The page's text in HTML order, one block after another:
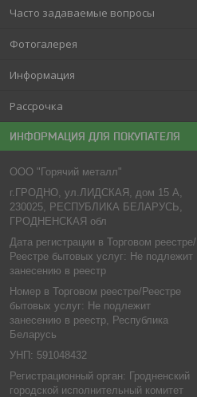
Часто задаваемые вопросы
Фотогалерея
Информация
Рассрочка
ИНФОРМАЦИЯ ДЛЯ ПОКУПАТЕЛЯ
ООО "Горячий металл"
г.ГРОДНО, ул.ЛИДСКАЯ, дом 15 А,
230025, РЕСПУБЛИКА БЕЛАРУСЬ,
ГРОДНЕНСКАЯ обл
Дата регистрации в Торговом реестре/
Реестре бытовых услуг: Не подлежит
занесению в реестр
Номер в Торговом реестре/Реестре
бытовых услуг: Не подлежит
занесению в реестр, Республика
Беларусь
УНП: 591048432
Регистрационный орган: Гродненский
городской исполнительный комитет